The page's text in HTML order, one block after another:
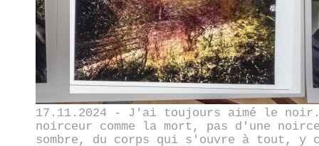
17.11.2024 - J'ai toujours aimé le noir.
noirceur comme la mort, pas d'une
sombre, du corps qui s'ouvre à tout, y